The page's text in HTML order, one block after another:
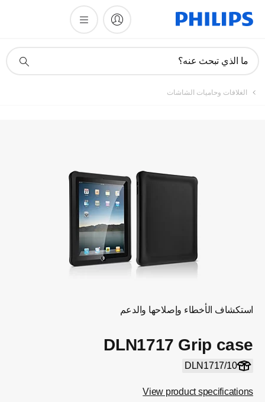
دعم
ما الذي تبحث عنه؟
الغلافات وحاميات الشاشات
استكشاف الأخطاء وإصلاحها والدعم
DLN1717 Grip case
DLN1717/10
View product specifications